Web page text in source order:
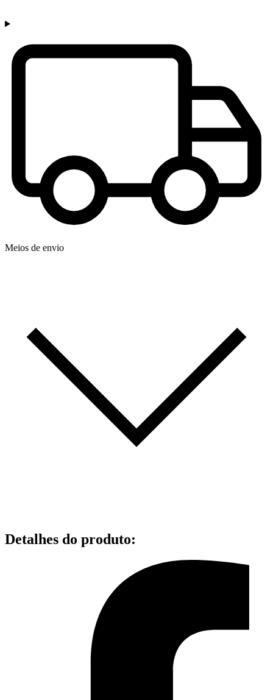
Meios de envio
Detalhes do produto: